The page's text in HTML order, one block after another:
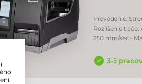
Prevedenie:
Rozlíšenie tlače:
250 mm/sec •
3-5